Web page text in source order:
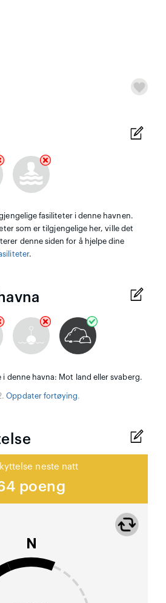
fasiliteter i denne havnen.
som er tilgjengelige her, ville det
denne siden for å hjelpe dine
.
denne havna: Mot land eller svaberg.
Oppdater fortøying.
neste natt
poeng
N